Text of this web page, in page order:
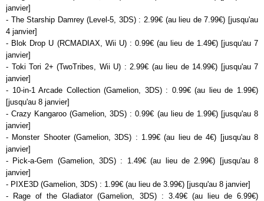
janvier]
- The Starship Damrey (Level-5, 3DS) : 2.99€ (au lieu de 7.99€) [jusqu'au
4 janvier]
- Blok Drop U (RCMADIAX, Wii U) : 0.99€ (au lieu de 1.49€) [jusqu'au 7
janvier]
- Toki Tori 2+ (TwoTribes, Wii U) : 2.99€ (au lieu de 14.99€) [jusqu'au 7
janvier]
- 10-in-1 Arcade Collection (Gamelion, 3DS) : 0.99€ (au lieu de 1.99€)
[jusqu'au 8 janvier]
- Crazy Kangaroo (Gamelion, 3DS) : 0.99€ (au lieu de 1.99€) [jusqu'au 8
janvier]
- Monster Shooter (Gamelion, 3DS) : 1.99€ (au lieu de 4€) [jusqu'au 8
janvier]
- Pick-a-Gem (Gamelion, 3DS) : 1.49€ (au lieu de 2.99€) [jusqu'au 8
janvier]
- PIXE3D (Gamelion, 3DS) : 1.99€ (au lieu de 3.99€) [jusqu'au 8 janvier]
- Rage of the Gladiator (Gamelion, 3DS) : 3.49€ (au lieu de 6.99€)